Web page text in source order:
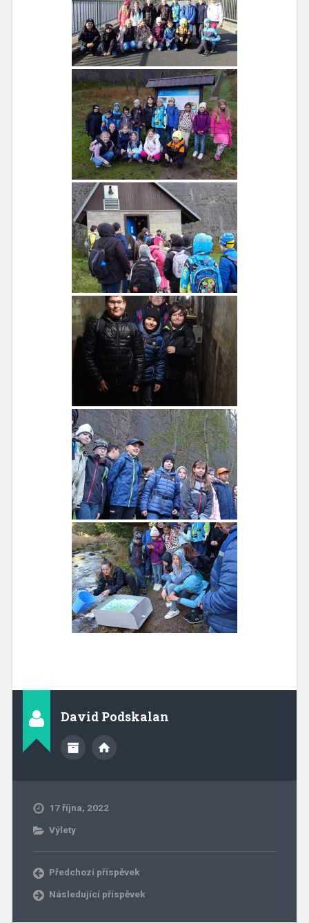
David Podskalan
17 října, 2022
Výlety
Předchozí příspěvek
Následující příspěvek